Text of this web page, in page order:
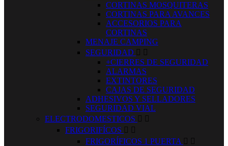
CORTINAS MOSQUITERAS
CORTINAS PARA AVANCES
ACCESORIOS PARA
CORTINAS
MENAJE CAMPING
SEGURIDAD  
+CIERRES DE SEGURIDAD
ALARMAS
EXTINTORES
CAJAS DE SEGURIDAD
ADHESIVOS Y SELLADORES
SEGURIDAD VIAL
ELECTRODOMESTICOS  
FRIGORIFÍCOS  
FRIGORÍFICOS 1 PUERTA  